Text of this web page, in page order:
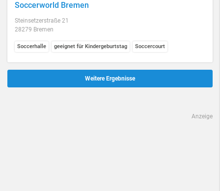
Soccerworld Bremen
Steinsetzerstraße 21
28279 Bremen
Soccerhalle geeignet für Kindergeburtstag Soccercourt
Weitere Ergebnisse
Anzeige